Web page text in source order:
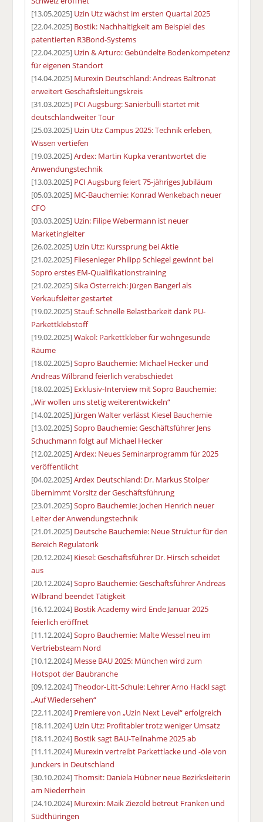
[13.05.2025] Uzin Utz wächst im ersten Quartal 2025
[22.04.2025] Bostik: Nachhaltigkeit am Beispiel des
patentierten R3Bond-Systems
[22.04.2025] Uzin & Arturo: Gebündelte Bodenkompetenz
für eigenen Standort
[14.04.2025] Murexin Deutschland: Andreas Baltronat
erweitert Geschäftsleitungskreis
[31.03.2025] PCI Augsburg: Sanierbulli startet mit
deutschlandweiter Tour
[25.03.2025] Uzin Utz Campus 2025: Technik erleben,
Wissen vertiefen
[19.03.2025]Ardex: Martin Kupka verantwortet die
Anwendungstechnik
[13.03.2025] PCI Augsburg feiert 75-jähriges Jubiläum
[05.03.2025] MC-Bauchemie: Konrad Wenkebach neuer
CFO
[03.03.2025] Uzin: Filipe Webermann ist neuer
Marketingleiter
[26.02.2025] Uzin Utz: Kurssprung bei Aktie
[21.02.2025] Fliesenleger Philipp Schlegel gewinnt bei
Sopro erstes EM-Qualifikationstraining
[21.02.2025]Sika Österreich: Jürgen Bangerl als
Verkaufsleiter gestartet
[19.02.2025]Stauf: Schnelle Belastbarkeit dank PU-
Parkettklebstoff
[19.02.2025]Wakol: Parkettkleber für wohngesunde
Räume
[18.02.2025]Sopro Bauchemie: Michael Hecker und
Andreas Wilbrand feierlich verabschiedet
[18.02.2025] Exklusiv-Interview mit Sopro Bauchemie:
„Wir wollen uns stetig weiterentwickeln“
[14.02.2025] Jürgen Walter verlässt Kiesel Bauchemie
[13.02.2025]Sopro Bauchemie: Geschäftsführer Jens
Schuchmann folgt auf Michael Hecker
[12.02.2025]Ardex: Neues Seminarprogramm für 2025
veröffentlicht
[04.02.2025]Ardex Deutschland: Dr. Markus Stolper
übernimmt Vorsitz der Geschäftsführung
[23.01.2025]Sopro Bauchemie: Jochen Henrich neuer
Leiter der Anwendungstechnik
[21.01.2025] Deutsche Bauchemie: Neue Struktur für den
Bereich Regulatorik
[20.12.2024] Kiesel: Geschäftsführer Dr. Hirsch scheidet
aus
[20.12.2024]Sopro Bauchemie: Geschäftsführer Andreas
Wilbrand beendet Tätigkeit
[16.12.2024] Bostik Academy wird Ende Januar 2025
feierlich eröffnet
[11.12.2024]Sopro Bauchemie: Malte Wessel neu im
Vertriebsteam Nord
[10.12.2024] Messe BAU 2025: München wird zum
Hotspot der Baubranche
[09.12.2024]Theodor-Litt-Schule: Lehrer Arno Hackl sagt
„Auf Wiedersehen“
[22.11.2024] Premiere von „Uzin Next Level“ erfolgreich
[18.11.2024] Uzin Utz: Profitabler trotz weniger Umsatz
[18.11.2024] Bostik sagt BAU-Teilnahme 2025 ab
[11.11.2024] Murexin vertreibt Parkettlacke und -öle von
Junckers in Deutschland
[30.10.2024]Thomsit: Daniela Hübner neue Bezirksleiterin
am Niederrhein
[24.10.2024] Murexin: Maik Ziezold betreut Franken und
Südthüringen